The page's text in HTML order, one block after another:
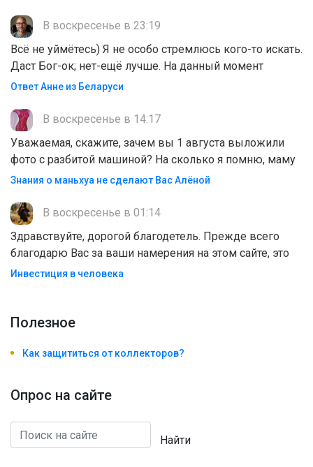
В воскресенье в 23:19
Всё не уймётесь) Я не особо стремлюсь кого-то искать.
Даст Бог-ок; нет-ещё лучше. На данный момент
Ответ Анне из Беларуси
В воскресенье в 14:17
Уважаемая, скажите, зачем вы 1 августа выложили
фото с разбитой машиной? На сколько я помню, маму
Знания о маньхуа не сделают Вас Алëной
В воскресенье в 01:14
Здравствуйте, дорогой благодетель. Прежде всего
благодарю Вас за ваши намерения на этом сайте, это
Инвестиция в человека
Полезноe
Как защититься от коллекторов?
Опрос на сайте
Найти